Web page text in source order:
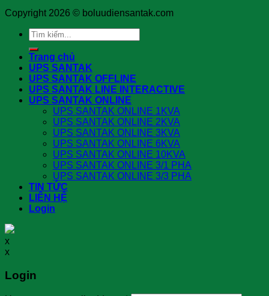
Copyright 2026 © boluudiensantak.com
Search
for:
Trang chủ
UPS SANTAK
UPS SANTAK OFFLINE
UPS SANTAK LINE INTERACTIVE
UPS SANTAK ONLINE
UPS SANTAK ONLINE 1KVA
UPS SANTAK ONLINE 2KVA
UPS SANTAK ONLINE 3KVA
UPS SANTAK ONLINE 6KVA
UPS SANTAK ONLINE 10KVA
UPS SANTAK ONLINE 3/1 PHA
UPS SANTAK ONLINE 3/3 PHA
TIN TỨC
LIÊN HỆ
Login
x
x
Login